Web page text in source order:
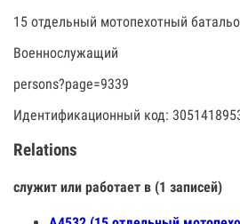
15 отдельный мотопехотный
Военнослужащий
persons?page=9339
Идентификационный код:
Relations
служит или работает в (1 записей)